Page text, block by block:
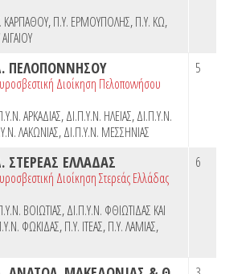
ΚΑΡΠΑΘΟΥ,Π.Υ. ΕΡΜΟΥΠΟΛΗΣ,Π.Υ. ΚΩ,
ΠΕΛΟΠΟΝΝΗΣΟΥ
Διοίκηση Πελοποννήσου
ΑΡΚΑΔΙΑΣ,ΔΙ.Π.Υ.Ν. ΗΛΕΙΑΣ,ΔΙ.Π.Υ.Ν.
ΛΑΚΩΝΙΑΣ,ΔΙ.Π.Υ.Ν. ΜΕΣΣΗΝΙΑΣ
5
ΣΤΕΡΕΑΣ ΕΛΛΑΔΑΣ
Διοίκηση Στερεάς Ελλάδας
ΒΟΙΩΤΙΑΣ,ΔΙ.Π.Υ.Ν. ΦΘΙΩΤΙΔΑΣ ΚΑΙ
ΦΩΚΙΔΑΣ,Π.Υ. ΙΤΕΑΣ,Π.Υ. ΛΑΜΙΑΣ,
6